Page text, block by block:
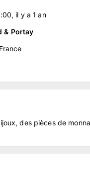
, il y a1 an
& Portay
des pièces de